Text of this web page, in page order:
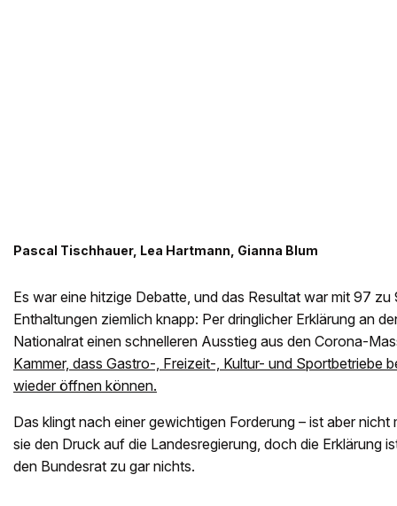
Pascal Tischhauer, Lea Hartmann, Gianna Blum
Es war eine hitzige Debatte, und das Resultat war mit 97
Enthaltungen ziemlich knapp: Per dringlicher Erklärung an
Nationalrat einen schnelleren Ausstieg aus den Corona-
Kammer, dass Gastro-, Freizeit-, Kultur- und Sportbetriebe
wieder öffnen können.
Das klingt nach einer gewichtigen Forderung – ist aber nicht
sie den Druck auf die Landesregierung, doch die Erklärung
den Bundesrat zu gar nichts.